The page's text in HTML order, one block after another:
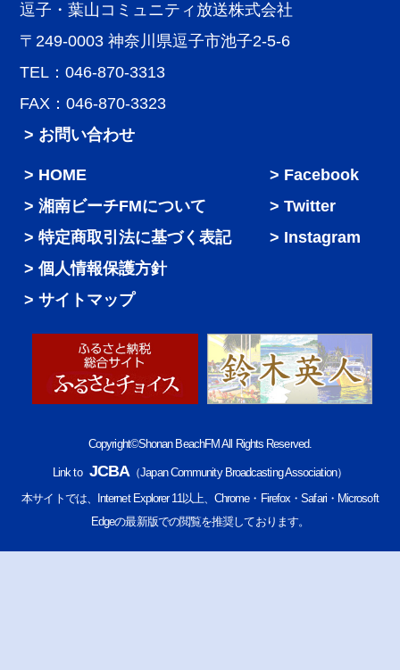
逗子・葉山コミュニティ放送株式会社
〒249-0003 神奈川県逗子市池子2-5-6
TEL：046-870-3313
FAX：046-870-3323
> お問い合わせ
HOME
湘南ビーチFMについて
特定商取引法に基づく表記
個人情報保護方針
サイトマップ
Facebook
Twitter
Instagram
Copyright©Shonan BeachFM All Rights Reserved.
Link to JCBA（Japan Community Broadcasting Association）
本サイトでは、Internet Explorer 11以上、Chrome・Firefox・Safari・Microsoft
Edgeの最新版での閲覧を推奨しております。